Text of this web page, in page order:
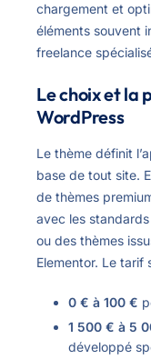
chargement et
éléments souvent
freelance
Le choix et la
WordPress
Le thème définit
base de tout site.
de thèmes
avec les
ou des thèmes
Elementor. Le tarif
0 € à 100 €
1 500 € à 5
développé